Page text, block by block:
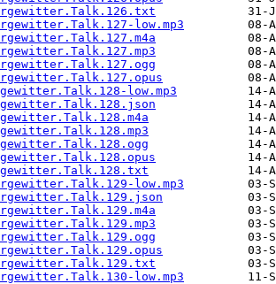
low.mp3
low.mp3
low.mp3
low.mp3